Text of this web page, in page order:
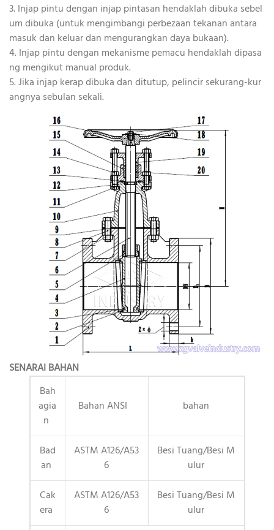
3. Injap pintu dengan injap pintasan hendaklah dibuka sebel
um dibuka (untuk mengimbangi perbezaan tekanan antara
masuk dan keluar dan mengurangkan daya bukaan).
4. Injap pintu dengan mekanisme pemacu hendaklah dipasa
ng mengikut manual produk.
5. Jika injap kerap dibuka dan ditutup, pelincir sekurang-kur
angnya sebulan sekali.
SENARAI BAHAN
Bah
agia
n
Bahan ANSI bahan
Bad
an
ASTM A126/A53
6
Besi Tuang/Besi M
ulur
Cak
era
ASTM A126/A53
6
Besi Tuang/Besi M
ulur